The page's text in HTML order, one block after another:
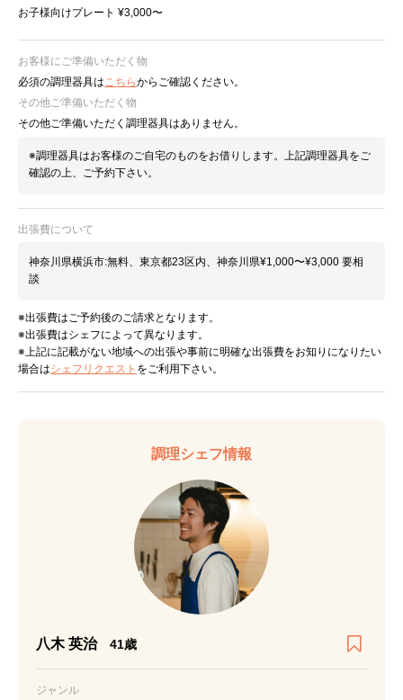
お子様向けプレート ¥3,000〜
お客様にご準備いただく物
必須の調理器具は こちらからご確認ください。
その他ご準備いただく物
その他ご準備いただく調理器具はありません。
※調理器具はお客様のご自宅のものをお借りします。上記調理器具をご
確認の上、ご予約下さい。
出張費について
神奈川県横浜市:無料、東京都23区内、神奈川県¥1,000〜¥3,000 要相
談
※出張費はご予約後のご請求となります。
※出張費はシェフによって異なります。
※上記に記載がない地域への出張や事前に明確な出張費をお知りになりたい
場合はシェフリクエスト をご利用下さい。
調理シェフ情報
八木 英治 41歳
ジャンル